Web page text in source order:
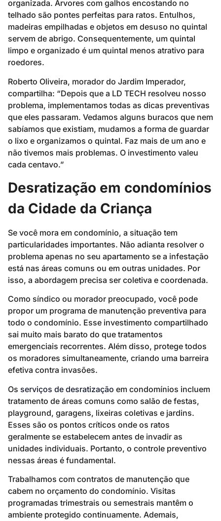
organizada. Árvores com galhos encostando no
telhado são pontes perfeitas para ratos. Entulhos,
madeiras empilhadas e objetos em desuso no quintal
servem de abrigo. Consequentemente, um quintal
limpo e organizado é um quintal menos atrativo para
roedores.
Roberto Oliveira, morador do Jardim Imperador,
compartilha: “Depois que a LD TECH resolveu nosso
problema, implementamos todas as dicas preventivas
que eles passaram. Vedamos alguns buracos que nem
sabíamos que existiam, mudamos a forma de guardar
o lixo e organizamos o quintal. Faz mais de um ano e
não tivemos mais problemas. O investimento valeu
cada centavo.”
Desratização em condomínios
da Cidade da Criança
Se você mora em condomínio, a situação tem
particularidades importantes. Não adianta resolver o
problema apenas no seu apartamento se a infestação
está nas áreas comuns ou em outras unidades. Por
isso, a abordagem precisa ser coletiva e coordenada.
Como síndico ou morador preocupado, você pode
propor um programa de manutenção preventiva para
todo o condomínio. Esse investimento compartilhado
sai muito mais barato do que tratamentos
emergenciais recorrentes. Além disso, protege todos
os moradores simultaneamente, criando uma barreira
efetiva contra invasões.
Os serviços de desratização em condomínios incluem
tratamento de áreas comuns como salão de festas,
playground, garagens, lixeiras coletivas e jardins.
Esses são os pontos críticos onde os ratos
geralmente se estabelecem antes de invadir as
unidades individuais. Portanto, o controle preventivo
nessas áreas é fundamental.
Trabalhamos com contratos de manutenção que
cabem no orçamento do condomínio. Visitas
programadas trimestrais ou semestrais mantêm o
ambiente protegido continuamente. Ademais,